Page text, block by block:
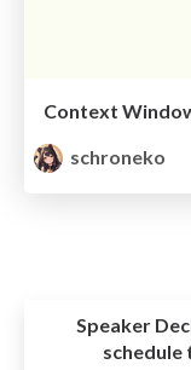
Context
schroneko
Speaker
schedule